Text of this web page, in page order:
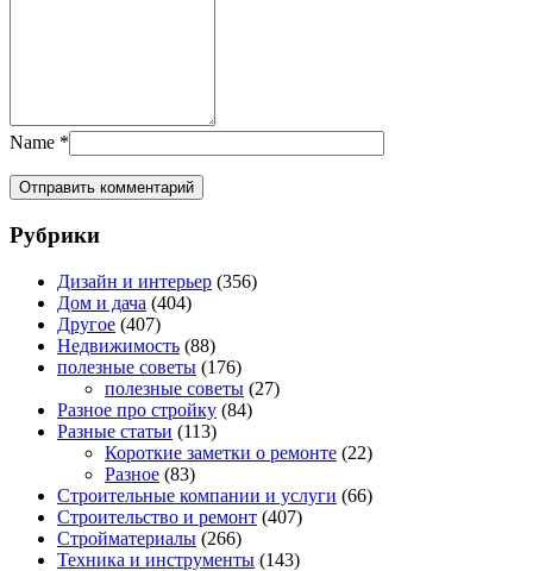
Name *
Рубрики
Дизайн и интерьер (356)
Дом и дача (404)
Другое (407)
Недвижимость (88)
полезные советы (176)
полезные советы (27)
Разное про стройку (84)
Разные статьи (113)
Короткие заметки о ремонте (22)
Разное (83)
Строительные компании и услуги (66)
Строительство и ремонт (407)
Стройматериалы (266)
Техника и инструменты (143)